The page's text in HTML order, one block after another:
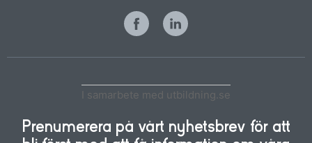
I samarbete med utbildning.se
Prenumerera på vårt nyhetsbrev för att